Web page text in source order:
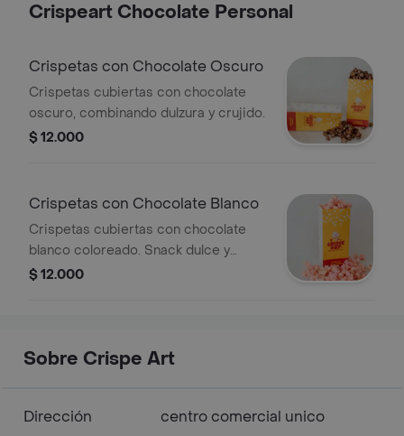
Crispeart Chocolate Personal
Crispetas con Chocolate Oscuro
Crispetas cubiertas con chocolate
oscuro, combinando dulzura y crujido.
$ 12.000
Crispetas con Chocolate Blanco
Crispetas cubiertas con chocolate
blanco coloreado. Snack dulce y
crujiente.
$ 12.000
Sobre Crispe Art
Dirección centro comercial unico